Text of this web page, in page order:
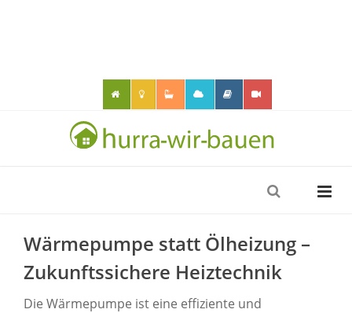
Wärmepumpe statt Ölheizung –
Zukunftssichere Heiztechnik
Die Wärmepumpe ist eine effiziente und